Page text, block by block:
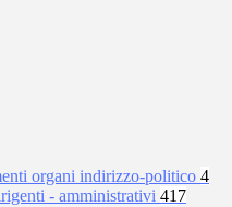
organi indirizzo-politico 4
- amministrativi 417